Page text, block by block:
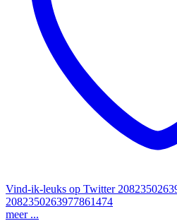
Vind-ik-leuks op Twitter
2082350263977861474
meer ...